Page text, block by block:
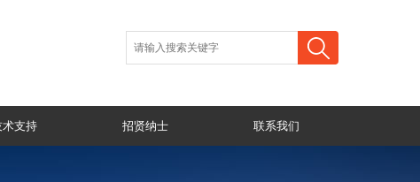
术支持 招贤纳士 联系我们